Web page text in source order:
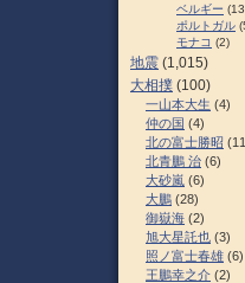
ベルギー
ポルトガル
モナコ (2)
地震 (1,015)
大相撲 (100)
一山本大生 (4)
仲の国 (4)
北の富士勝昭
北青鵬 治 (6)
大砂嵐 (6)
大鵬 (28)
御嶽海 (2)
旭大星託也 (3)
照ノ富士春雄 (6)
王鵬幸之介 (2)